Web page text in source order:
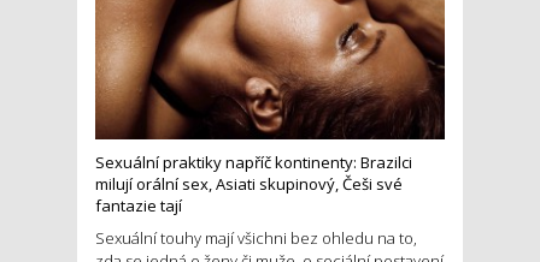
Sexuální praktiky napříč kontinenty: Brazilci
milují orální sex, Asiati skupinový, Češi své
fantazie tají
Sexuální touhy mají všichni bez ohledu na to,